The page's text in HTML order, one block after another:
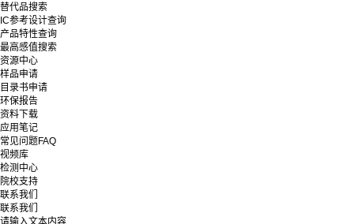
替代品搜索
IC参考设计查询
产品特性查询
最高感值搜索
资源中心
样品申请
目录书申请
环保报告
资料下载
应用笔记
常见问题FAQ
视频库
检测中心
院校支持
联系我们
联系我们
请输入文本内容